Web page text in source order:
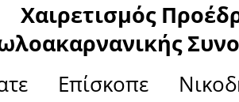
Χαιρετισμός
Επίσκοπε